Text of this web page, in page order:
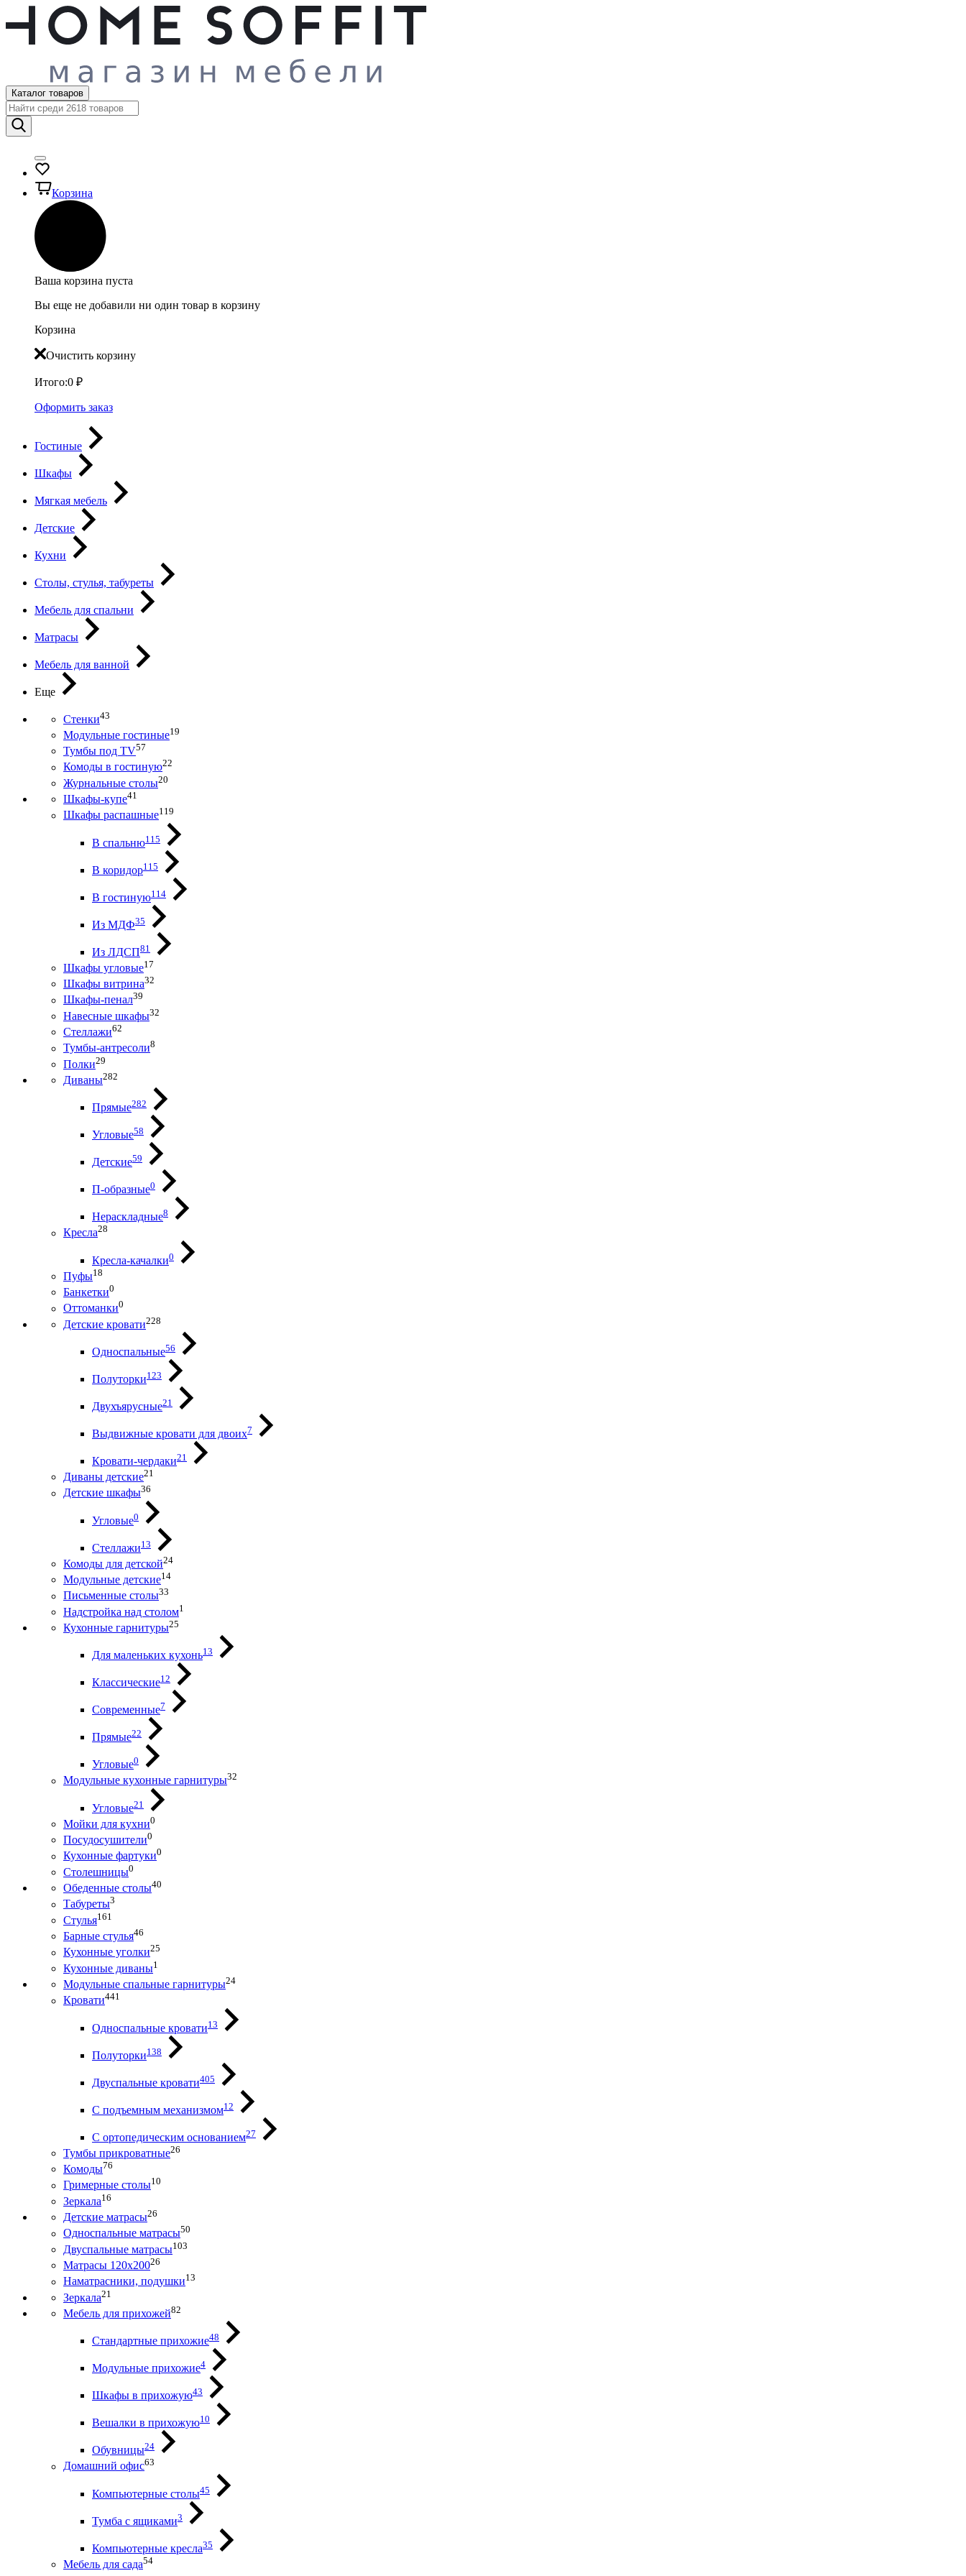
Каталог товаров
Корзина
Ваша корзина пуста
Вы еще не добавили ни один товар в корзину
Корзина
Очистить корзину
Итого:0 ₽
Оформить заказ
Гостиные
Шкафы
Мягкая мебель
Детские
Кухни
Столы, стулья, табуреты
Мебель для спальни
Матрасы
Мебель для ванной
Еще
Стенки43
Модульные гостиные19
Тумбы под ТV57
Комоды в гостиную22
Журнальные столы20
Шкафы-купе41
Шкафы распашные119
В спальню115
В коридор115
В гостиную114
Из МДФ35
Из ЛДСП81
Шкафы угловые17
Шкафы витрина32
Шкафы-пенал39
Навесные шкафы32
Стеллажи62
Тумбы-антресоли8
Полки29
Диваны282
Прямые282
Угловые58
Детские59
П-образные0
Нераскладные8
Кресла28
Кресла-качалки0
Пуфы18
Банкетки0
Оттоманки0
Детские кровати228
Односпальные56
Полуторки123
Двухъярусные21
Выдвижные кровати для двоих7
Кровати-чердаки21
Диваны детские21
Детские шкафы36
Угловые0
Стеллажи13
Комоды для детской24
Модульные детские14
Письменные столы33
Надстройка над столом1
Кухонные гарнитуры25
Для маленьких кухонь13
Классические12
Современные7
Прямые22
Угловые0
Модульные кухонные гарнитуры32
Угловые21
Мойки для кухни0
Посудосушители0
Кухонные фартуки0
Столешницы0
Обеденные столы40
Табуреты3
Стулья161
Барные стулья46
Кухонные уголки25
Кухонные диваны1
Модульные спальные гарнитуры24
Кровати441
Односпальные кровати13
Полуторки138
Двуспальные кровати405
С подъемным механизмом12
С ортопедическим основанием27
Тумбы прикроватные26
Комоды76
Гримерные столы10
Зеркала16
Детские матрасы26
Односпальные матрасы50
Двуспальные матрасы103
Матрасы 120х20026
Наматрасники, подушки13
Зеркала21
Мебель для прихожей82
Стандартные прихожие48
Модульные прихожие4
Шкафы в прихожую43
Вешалки в прихожую10
Обувницы24
Домашний офис63
Компьютерные столы45
Тумба с ящиками3
Компьютерные кресла35
Мебель для сада54